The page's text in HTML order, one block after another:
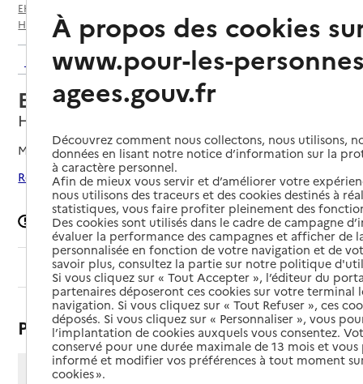
EHPAD par département
Hénin-Beaumont
EHPAD Les 5 Saisons
Retour aux résultats de l'annuaire
EHPAD Les 5 Saisons
Hénin-Beaumont, PAS-DE-CALAIS
Mis à jour le26/06/2025
Rechercher les établissements autour de Hénin-Beaumont
Signaler une erreur
Sommaire
Présentation
À propos des cookies
www.pour-les-
agees.gouv.fr
Découvrez comment nous collectons, nous utilisons,
données en lisant notre notice d’information sur la
à caractère personnel.
Afin de mieux vous servir et d’améliorer votre
nous utilisons des traceurs et des cookies destinés à
statistiques, vous faire profiter pleinement des
Des cookies sont utilisés dans le cadre de campagne
évaluer la performance des campagnes et afficher de
personnalisée en fonction de votre navigation et de
savoir plus, consultez la partie sur notre politique
Si vous cliquez sur « Tout Accepter », l’éditeur du
partenaires déposeront ces cookies sur votre terminal
navigation. Si vous cliquez sur « Tout Refuser », ces
déposés. Si vous cliquez sur « Personnaliser », vous
l’implantation de cookies auxquels vous consentez.
conservé pour une durée maximale de 13 mois et
informé et modifier vos préférences à tout moment
cookies ».